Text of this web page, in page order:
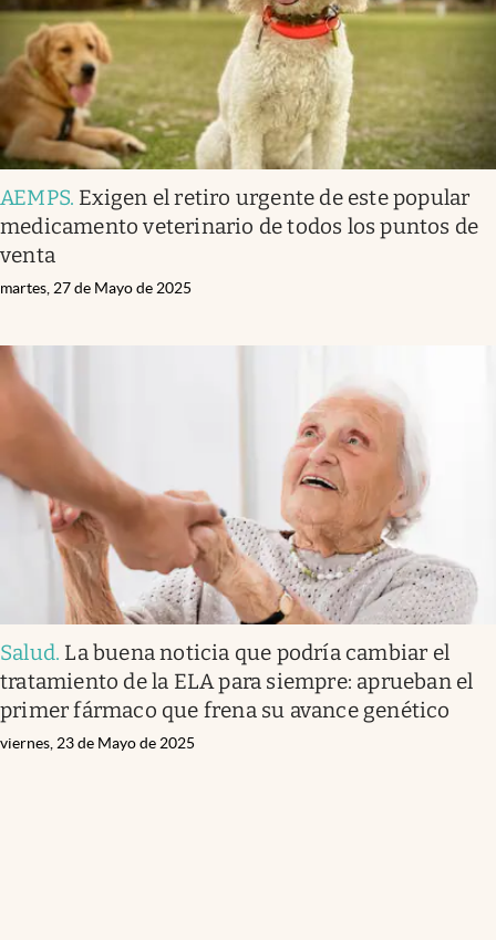
AEMPS. Exigen el retiro urgente de este popular
medicamento veterinario de todos los puntos de
venta
martes, 27 de Mayo de 2025
Salud. La buena noticia que podría cambiar el
tratamiento de la ELA para siempre: aprueban el
primer fármaco que frena su avance genético
viernes, 23 de Mayo de 2025